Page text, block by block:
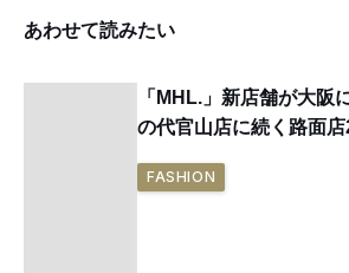
あわせて読みたい
「MHL.」新店舗が大
の代官山店に続く路面店
FASHION